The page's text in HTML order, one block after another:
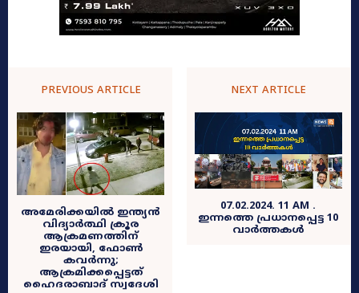
PREVIOUS ARTICLE
അമേരിക്കയിൽ ഇന്ത്യൻ
വിദ്യാർത്ഥി ക്രൂര
ആക്രമണത്തിന്
ഇരയായി, ഫോൺ
കവർന്നു;
ആക്രമിക്കപ്പെട്ടത്
ഹെെദരാബാദ് സ്വദേശി
NEXT ARTICLE
07.02.2024. 11 AM .
ഇന്നത്തെ പ്രധാനപ്പെട്ട 10
വാർത്തകൾ